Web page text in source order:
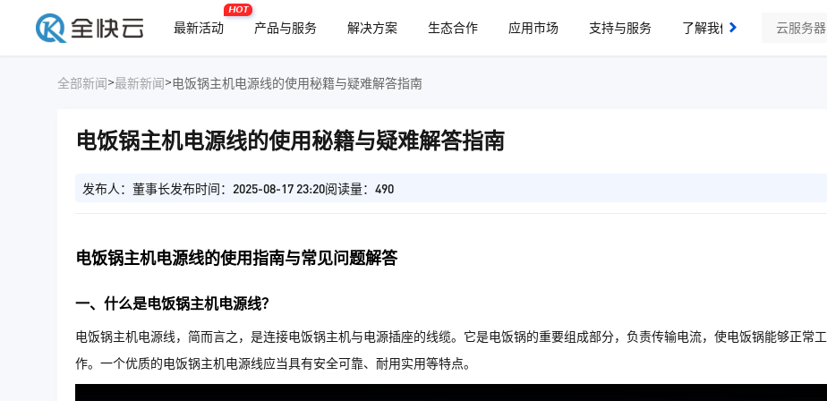
最新活动
HOT
产品与服务 解决方案 生态合作 应用市场 支持与服务
了解我们
全部新闻>最新新闻>电饭锅主机电源线的使用秘籍与疑难解答指南
电饭锅主机电源线的使用秘籍与疑难解答指南
发布人：董事长发布时间：2025-08-17 23:20阅读量：490
电饭锅主机电源线的使用指南与常见问题解答
一、什么是电饭锅主机电源线？
电饭锅主机电源线，简而言之，是连接电饭锅主机与电源插座的线缆。它是电饭锅的重要组成部分，负责传输电流，使电饭锅能够正常工
作。一个优质的电饭锅主机电源线应当具有安全可靠、耐用实用等特点。